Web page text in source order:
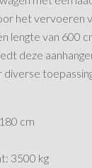
het vervoeren
lengte van 600
deze
cm
3500 kg